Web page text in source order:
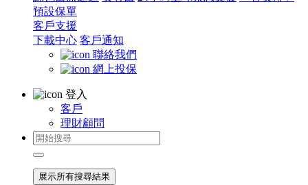
預設保單
客戶支援
下載中心 客戶通知
聯絡我們
網上投保
登入
客戶
理財顧問
展示所有搜尋結果